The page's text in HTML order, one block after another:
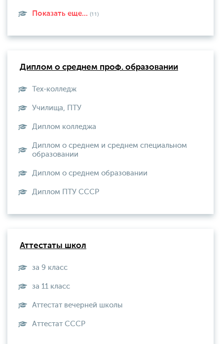
Показать еще... (11)
Диплом о среднем проф. образовании
Тех-колледж
Училища, ПТУ
Диплом колледжа
Диплом о среднем и среднем специальном
образовании
Диплом о среднем образовании
Диплом ПТУ СССР
Аттестаты школ
за 9 класс
за 11 класс
Аттестат вечерней школы
Aттестат СССР